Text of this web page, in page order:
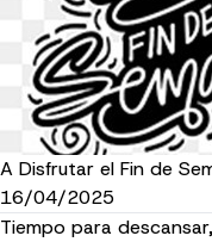
A Disfrutar el Fin de
16/04/2025
Tiempo para